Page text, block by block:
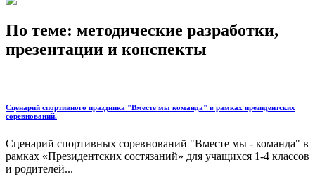
По теме: методические разработки,
презентации и конспекты
Сценарий спортивного праздника "Вместе мы команда" в рамках президентских
соревнований.
Сценарий спортивных соревнований "Вместе мы - команда" в
рамках «Президентских состязаний» для учащихся 1-4 классов
и родителей...